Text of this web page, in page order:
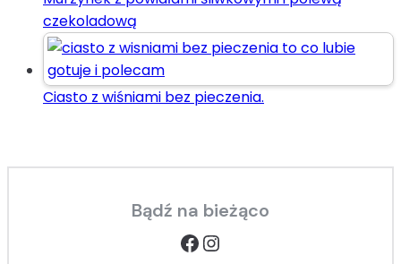
czekoladową
Ciasto z wiśniami bez pieczenia.
Bądź na bieżąco
Facebook
Instagram